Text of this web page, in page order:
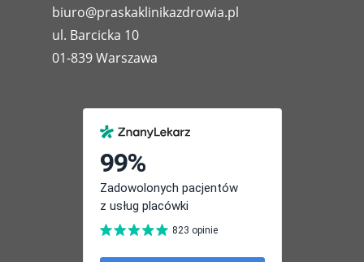
biuro@praskaklinikazdrowia.pl
ul. Barcicka 10
01-839 Warszawa